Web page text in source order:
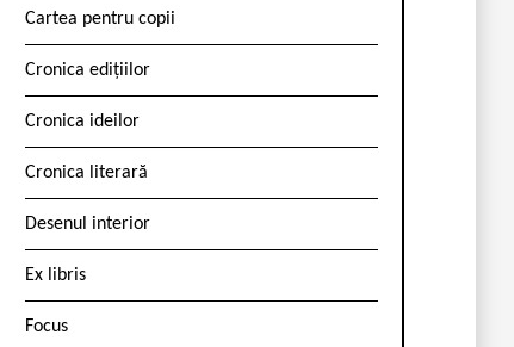
Cartea pentru copii
Cronica edițiilor
Cronica ideilor
Cronica literară
Desenul interior
Ex libris
Focus